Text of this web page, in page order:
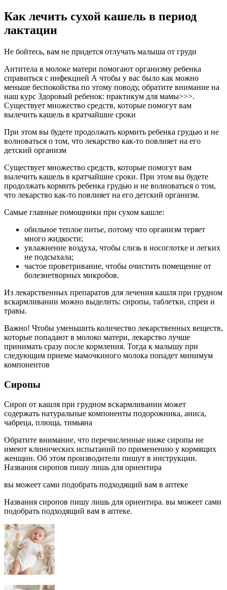
Как лечить сухой кашель в период
лактации
Не бойтесь, вам не придется отлучать малыша от груди
Антитела в молоке матери помогают организму ребенка
справиться с инфекцией А чтобы у вас было как можно
меньше беспокойства по этому поводу, обратите внимание на
наш курс Здоровый ребенок: практикум для мамы>>>.
Существует множество средств, которые помогут вам
вылечить кашель в кратчайшие сроки
При этом вы будете продолжать кормить ребенка грудью и не
волноваться о том, что лекарство как-то повлияет на его
детский организм
Существует множество средств, которые помогут вам
вылечить кашель в кратчайшие сроки. При этом вы будете
продолжать кормить ребенка грудью и не волноваться о том,
что лекарство как-то повлияет на его детский организм.
Самые главные помощники при сухом кашле:
обильное теплое питье, потому что организм теряет
много жидкости;
увлажнение воздуха, чтобы слизь в носоглотке и легких
не подсыхала;
частое проветривание, чтобы очистить помещение от
болезнетворных микробов.
Из лекарственных препаратов для лечения кашля при грудном
вскармливании можно выделить: сиропы, таблетки, спреи и
травы.
Важно! Чтобы уменьшить количество лекарственных веществ,
которые попадают в молоко матери, лекарство лучше
принимать сразу после кормления. Тогда к малышу при
следующим приеме мамочкиного молока попадет минимум
компонентов
Сиропы
Сироп от кашля при грудном вскармливании может
содержать натуральные компоненты подорожника, аниса,
чабреца, плюща, тимьяна
Обратите внимание, что перечисленные ниже сиропы не
имеют клинических испытаний по применению у кормящих
женщин. Об этом производители пишут в инструкции.
Названия сиропов пишу лишь для ориентира
вы можеет сами подобрать подходящий вам в аптеке
Названия сиропов пишу лишь для ориентира. вы можеет сами
подобрать подходящий вам в аптеке.